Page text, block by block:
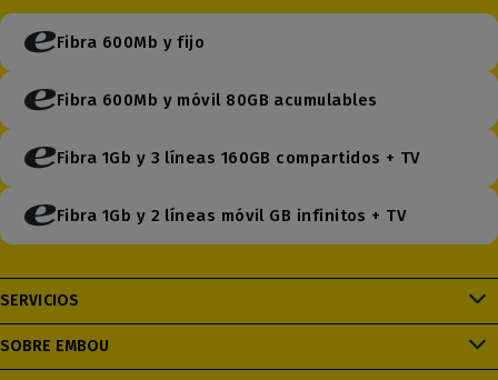
Fibra 600Mb y fijo
Fibra 600Mb y móvil 80GB acumulables
Fibra 1Gb y 3 líneas 160GB compartidos + TV
Fibra 1Gb y 2 líneas móvil GB infinitos + TV
SERVICIOS
SOBRE EMBOU